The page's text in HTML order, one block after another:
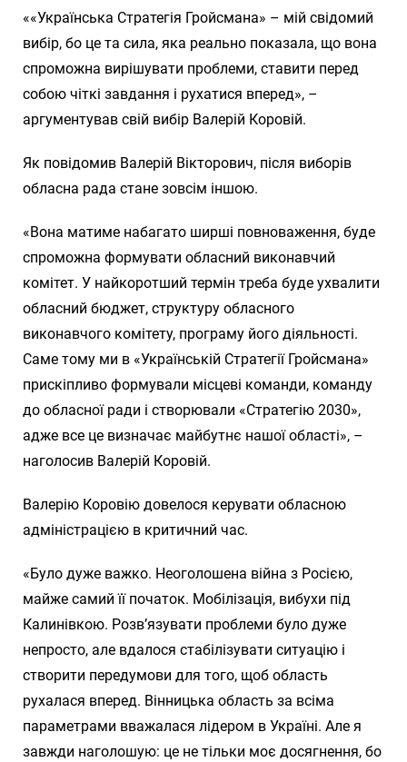
««Українська Стратегія Гройсмана» – мій свідомий
вибір, бо це та сила, яка реально показала, що вона
спроможна вирішувати проблеми, ставити перед
собою чіткі завдання і рухатися вперед», –
аргументував свій вибір Валерій Коровій.
Як повідомив Валерій Вікторович, після виборів
обласна рада стане зовсім іншою.
«Вона матиме набагато ширші повноваження, буде
спроможна формувати обласний виконавчий
комітет. У найкоротший термін треба буде ухвалити
обласний бюджет, структуру обласного
виконавчого комітету, програму його діяльності.
Саме тому ми в «Українській Стратегії Гройсмана»
прискіпливо формували місцеві команди, команду
до обласної ради і створювали «Стратегію 2030»,
адже все це визначає майбутнє нашої області», –
наголосив Валерій Коровій.
Валерію Коровію довелося керувати обласною
адміністрацією в критичний час.
«Було дуже важко. Неоголошена війна з Росією,
майже самий її початок. Мобілізація, вибухи під
Калинівкою. Розв’язувати проблеми було дуже
непросто, але вдалося стабілізувати ситуацію і
створити передумови для того, щоб область
рухалася вперед. Вінницька область за всіма
параметрами вважалася лідером в Україні. Але я
завжди наголошую: це не тільки моє досягнення, бо